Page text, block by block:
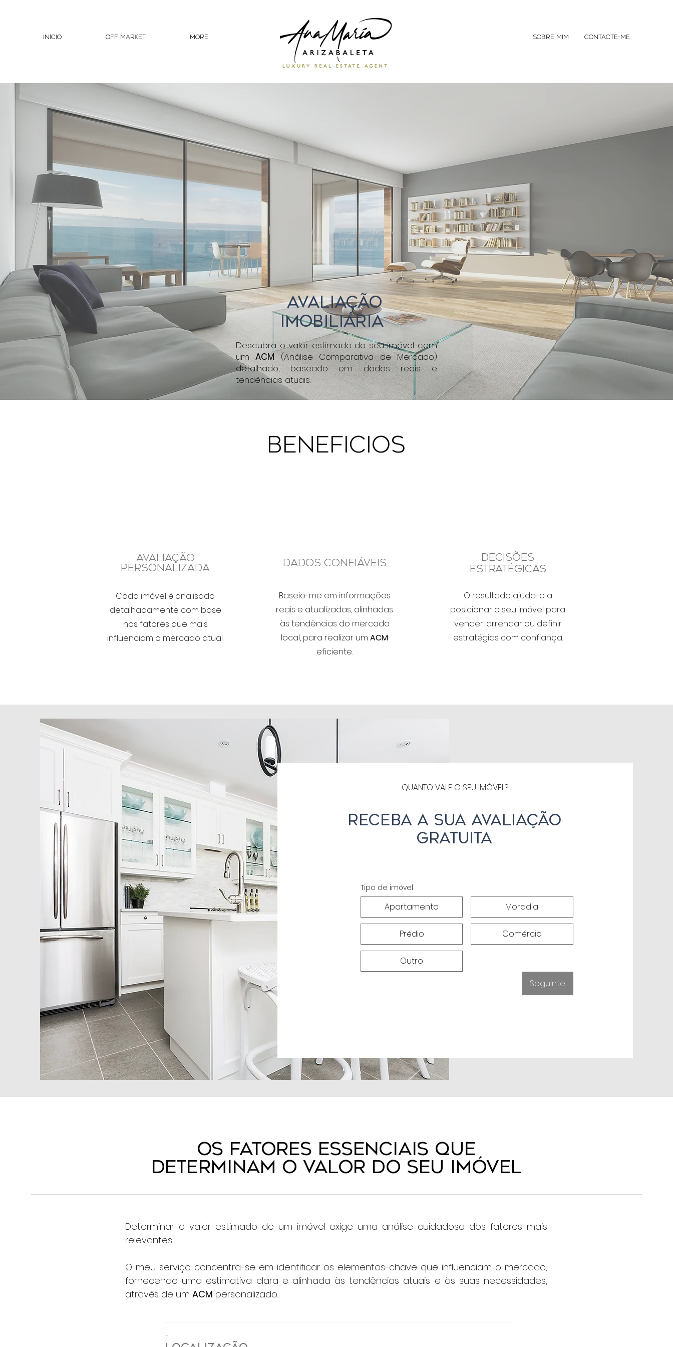
INíCIO OFF MARKET More SOBRE MIM CONTACTE-ME
Avaliação
Imobiliária
Descubra o valor estimado do seu imóvel com
umACM (Análise Comparativa de Mercado)
detalhado, baseado em dados reais e
tendências atuais.
beneficios
Avaliação
Personalizada
Cada imóvel é analisado
detalhadamente com base
nos fatores que mais
influenciam o mercado atual.
Dados Confiáveis
Baseio-me em informações
reais e atualizadas, alinhadas
às tendências do mercado
local, para realizar um ACM
eficiente.
Decisões
Estratégicas
O resultado ajuda-o a
posicionar o seu imóvel para
vender, arrendar ou definir
estratégias com confiança.
QUANTO VALE O SEU IMÓVEL?
Receba a sua avaliação
gratuita
Tipo de imóvel
Apartamento Moradia
Prédio Comércio
Outro
Seguinte
Os Fatores Essenciais que
Determinam o Valor do Seu Imóvel
Determinar o valor estimado de um imóvel exige uma análise cuidadosa dos fatores mais
relevantes.
O meu serviço concentra-se em identificar os elementos-chave que influenciam o mercado,
fornecendo uma estimativa clara e alinhada às tendências atuais e às suas necessidades,
através de um ACM personalizado.
.